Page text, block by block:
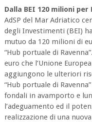
Dalla BEI 120 milioni
AdSP del Mar Adriatico
degli Investimenti (BEI)
mutuo da 120 milioni di
“Hub portuale di
euro che l’Unione
aggiungono le ulteriori
“Hub portuale di
fondali in avamporto e
l’adeguamento ed il
realizzazione di una